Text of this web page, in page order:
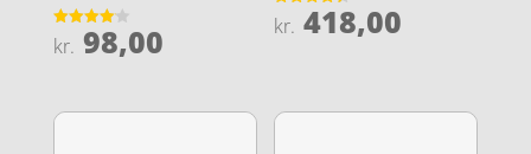
Vurderet
4.1
kr. 98,00
Vurderet
4.4
kr. 418,00